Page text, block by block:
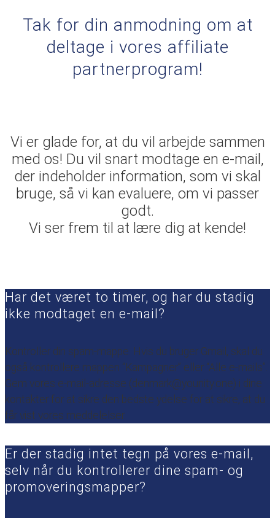
Tak for din anmodning om at
deltage i vores affiliate
partnerprogram!
Vi er glade for, at du vil arbejde sammen
med os! Du vil snart modtage en e-mail,
der indeholder information, som vi skal
bruge, så vi kan evaluere, om vi passer
godt.
Vi ser frem til at lære dig at kende!
Har det været to timer, og har du stadig
ikke modtaget en e-mail?
Kontroller din spam-mappe. Hvis du bruger Gmail, skal du
også kontrollere mappen “Kampagner” eller “Alle e-mails”.
Gem vores e-mail-adresse (denmark@younity.one) i dine
kontakter for at sikre den bedste ydelse for at sikre, at du
får vist vores meddelelser.
Er der stadig intet tegn på vores e-mail,
selv når du kontrollerer dine spam- og
promoveringsmapper?